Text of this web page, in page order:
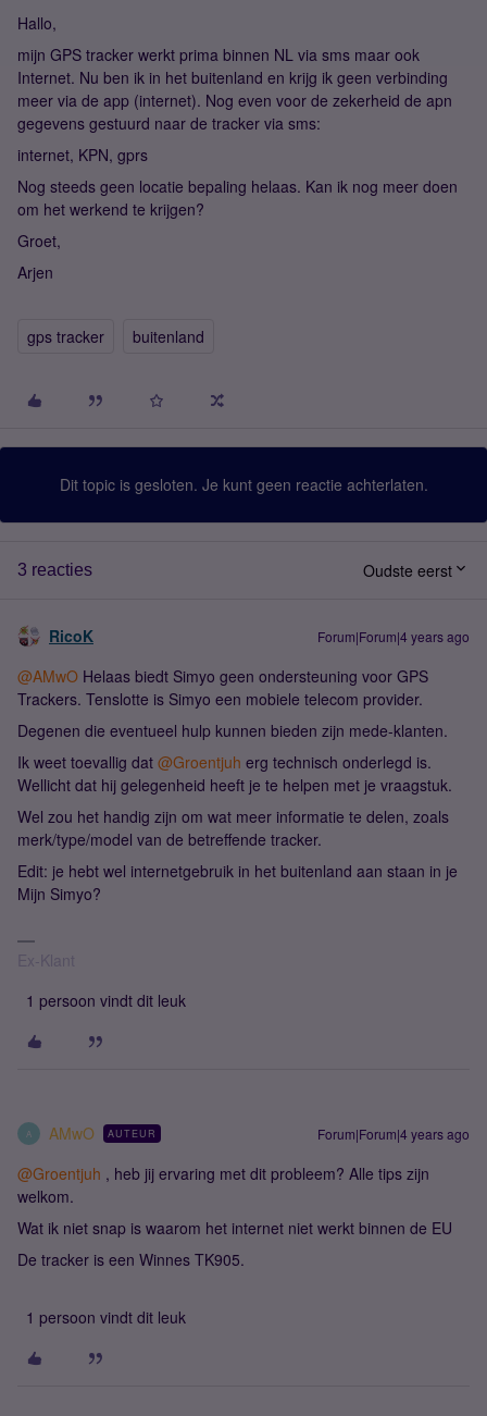
Hallo,
mijn GPS tracker werkt prima binnen NL via sms maar ook
Internet. Nu ben ik in het buitenland en krijg ik geen verbinding
meer via de app (internet). Nog even voor de zekerheid de apn
gegevens gestuurd naar de tracker via sms:
internet, KPN, gprs
Nog steeds geen locatie bepaling helaas. Kan ik nog meer doen
om het werkend te krijgen?
Groet,
Arjen
gps tracker buitenland
Dit topic is gesloten. Je kunt geen reactie achterlaten.
3 reacties Oudste eerst
RicoK Forum|Forum|4 years ago
@AMwO Helaas biedt Simyo geen ondersteuning voor GPS
Trackers. Tenslotte is Simyo een mobiele telecom provider.
Degenen die eventueel hulp kunnen bieden zijn mede-klanten.
Ik weet toevallig dat @Groentjuh erg technisch onderlegd is.
Wellicht dat hij gelegenheid heeft je te helpen met je vraagstuk.
Wel zou het handig zijn om wat meer informatie te delen, zoals
merk/type/model van de betreffende tracker.
Edit: je hebt wel internetgebruik in het buitenland aan staan in je
Mijn Simyo?
Ex-Klant
1 persoon vindt dit leuk
A AMwO AUTEUR Forum|Forum|4 years ago
@Groentjuh , heb jij ervaring met dit probleem? Alle tips zijn
welkom.
Wat ik niet snap is waarom het internet niet werkt binnen de EU
De tracker is een Winnes TK905.
1 persoon vindt dit leuk